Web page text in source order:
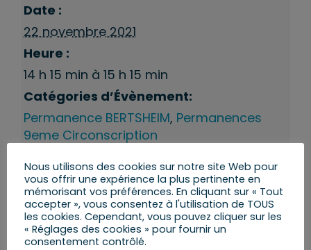
Date :
22 novembre 2021
Heure :
14 h 15 min à 15 h 15 min
Catégories d’Évènement:
Permanence BERTSHEIM, Permanences
9eme Circonscription
Nous utilisons des cookies sur notre site Web pour
vous offrir une expérience la plus pertinente en
mémorisant vos préférences. En cliquant sur « Tout
accepter », vous consentez à l'utilisation de TOUS
les cookies. Cependant, vous pouvez cliquer sur les
« Réglages des cookies » pour fournir un
consentement contrôlé.